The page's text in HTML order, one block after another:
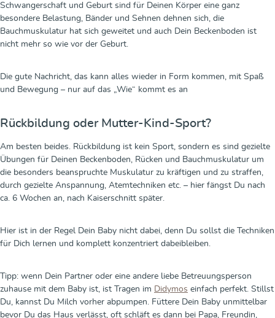
Schwangerschaft und Geburt sind für Deinen Körper eine ganz
besondere Belastung, Bänder und Sehnen dehnen sich, die
Bauchmuskulatur hat sich geweitet und auch Dein Beckenboden ist
nicht mehr so wie vor der Geburt.
Die gute Nachricht, das kann alles wieder in Form kommen, mit Spaß
und Bewegung – nur auf das „Wie“ kommt es an
Rückbildung oder Mutter-Kind-Sport?
Am besten beides. Rückbildung ist kein Sport, sondern es sind gezielte
Übungen für Deinen Beckenboden, Rücken und Bauchmuskulatur um
die besonders beanspruchte Muskulatur zu kräftigen und zu straffen,
durch gezielte Anspannung, Atemtechniken etc. – hier fängst Du nach
ca. 6 Wochen an, nach Kaiserschnitt später.
Hier ist in der Regel Dein Baby nicht dabei, denn Du sollst die Techniken
für Dich lernen und komplett konzentriert dabeibleiben.
Tipp: wenn Dein Partner oder eine andere liebe Betreuungsperson
zuhause mit dem Baby ist, ist Tragen im Didymos einfach perfekt. Stillst
Du, kannst Du Milch vorher abpumpen. Füttere Dein Baby unmittelbar
bevor Du das Haus verlässt, oft schläft es dann bei Papa, Freundin,